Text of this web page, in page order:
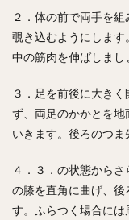
２．体の前で両手を
覗き込むようにしま
中の筋肉を伸ばしまし
３．足を前後に大き
ず、両足のかかとを
いきます。後ろのつま
４．３．の状態から
の膝を直角に曲げ、後
す。ふらつく場合には